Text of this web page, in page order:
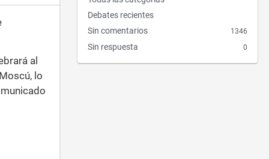
al
lo
n
a
c
e
Debates recientes
Sin comentarios
1346
Sin respuesta 0